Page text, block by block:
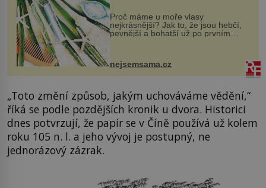
Proč máme u moře vlasy
nejkrásnější? Jak to, že jsou hebčí,
pevnější a bohatší už po prvním
vlasy. ...
nejsemsama.cz
„Toto změní způsob, jakým uchováváme vědění,“
říká se podle pozdějších kronik u dvora. Historici
dnes potvrzují, že papír se v Číně používá už kolem
roku 105 n. l. a jeho vývoj je postupný, ne
jednorázový zázrak.